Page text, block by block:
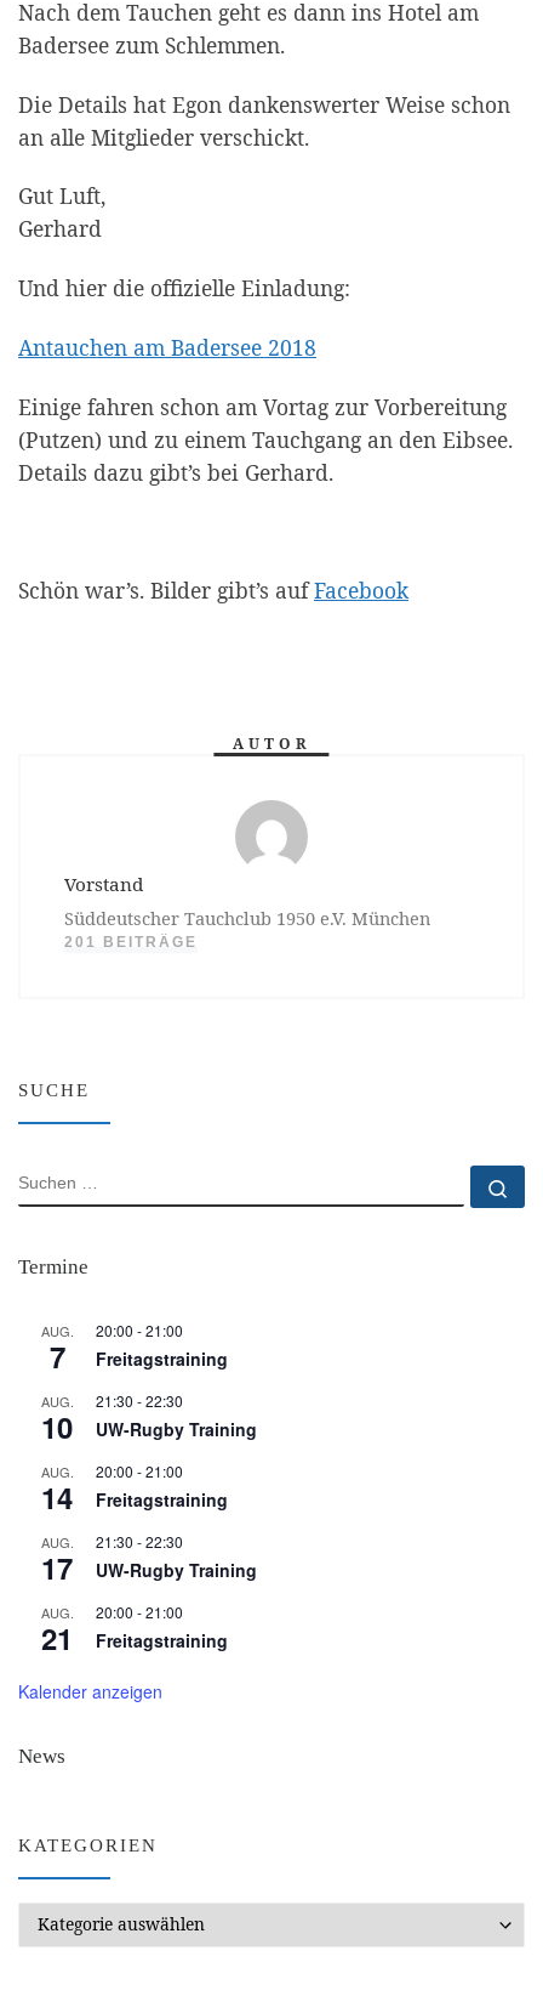
Nach dem Tauchen geht es dann ins Hotel am
Badersee zum Schlemmen.
Die Details hat Egon dankenswerter Weise schon
an alle Mitglieder verschickt.
Gut Luft,
Gerhard
Und hier die offizielle Einladung:
Antauchen am Badersee 2018
Einige fahren schon am Vortag zur Vorbereitung
(Putzen) und zu einem Tauchgang an den Eibsee.
Details dazu gibt’s bei Gerhard.
Schön war’s. Bilder gibt’s aufFacebook
AUTOR
Vorstand
Süddeutscher Tauchclub 1950 e.V. München
201 BEITRÄGE
SUCHE
SUCHE
Termine
AUG.
7
20:00 -21:00
Freitagstraining
AUG.
10
21:30 -22:30
UW-Rugby Training
AUG.
14
20:00 -21:00
Freitagstraining
AUG.
17
21:30 -22:30
UW-Rugby Training
AUG.
21
20:00 -21:00
Freitagstraining
Kalender anzeigen
News
KATEGORIEN